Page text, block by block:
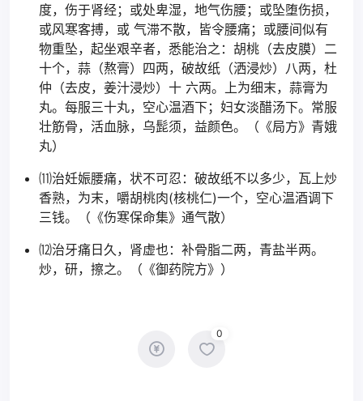
度，伤于肾经；或处卑湿，地气伤腰；或坠堕伤损，
或风寒客搏，或 气滞不散，皆令腰痛；或腰间似有
物重坠，起坐艰辛者，悉能治之：胡桃（去皮膜）二
十个，蒜（熬膏）四两，破故纸（洒浸炒）八两，杜
仲（去皮，姜汁浸炒）十 六两。上为细末，蒜膏为
丸。每服三十丸，空心温酒下；妇女淡醋汤下。常服
壮筋骨，活血脉，乌髭须，益颜色。（《局方》青娥
丸）
⑾治妊娠腰痛，状不可忍：破故纸不以多少，瓦上炒
香熟，为末，嚼胡桃肉(核桃仁)一个，空心温酒调下
三钱。（《伤寒保命集》通气散）
⑿治牙痛日久，肾虚也：补骨脂二两，青盐半两。
炒，研，擦之。（《御药院方》）
0